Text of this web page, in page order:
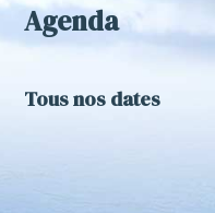
Agenda
Tous nos dates